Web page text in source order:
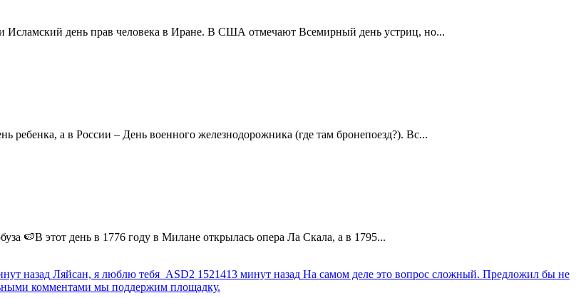
Исламский день прав человека в Иране. В США отмечают Всемирный день устриц, но...
а в России – День военного железнодорожника (где там бронепоезд?). Вс...
🍉В этот день в 1776 году в Милане открылась опера Ла Скала, а в 1795...
назад Ляйсан, я люблю тебя ASD2 1521413 минут назад На самом деле это вопрос сложный. Предложил бы не
комментами мы поддержим площадку.